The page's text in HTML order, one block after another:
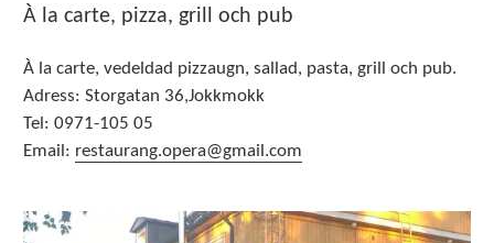
À la carte, pizza, grill och pub
À la carte, vedeldad pizzaugn, sallad, pasta, grill och pub.
Adress: Storgatan 36,Jokkmokk
Tel: 0971-105 05
Email: restaurang.opera@gmail.com